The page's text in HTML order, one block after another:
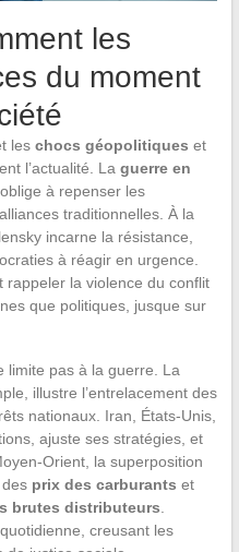
les
du moment
les chocs géopolitiques et
l’actualité. La guerre en
à repenser les
traditionnelles. À la
incarne la résistance,
à réagir en urgence.
rappeler la violence du conflit
que politiques, jusque sur
limite pas à la guerre. La
illustre l’entrelacement des
nationaux. Iran, États-Unis,
ajuste ses stratégies, et
Orient, la superposition
prix des carburants et
brutes distributeurs
creusant les